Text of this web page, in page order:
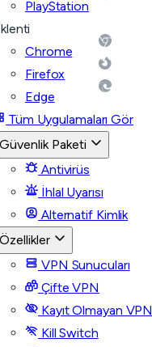
PlayStation
Chrome
Firefox
Edge
Tüm Uygulamaları Gör
Güvenlik Paketi
Antivirüs
İhlal Uyarısı
Alternatif Kimlik
Özellikler
VPN Sunucuları
Çifte VPN
Kayıt Olmayan VPN
Kill Switch